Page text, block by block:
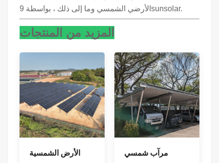
الأرضي الشمسي وما إلى ذلك ، بواسطة 9sunsolar.
المزيد من المنتجات
الأرض الشمسية مرآب شمسي